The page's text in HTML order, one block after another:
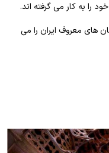
به کار می گرفته اند.
های معروف ایران را می